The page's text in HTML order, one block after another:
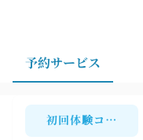
予約サービス
初回体験コース